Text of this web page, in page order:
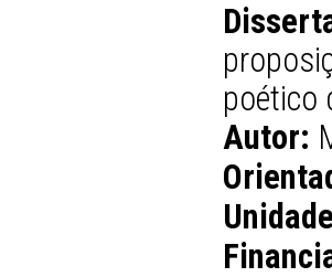
poético
Autor: